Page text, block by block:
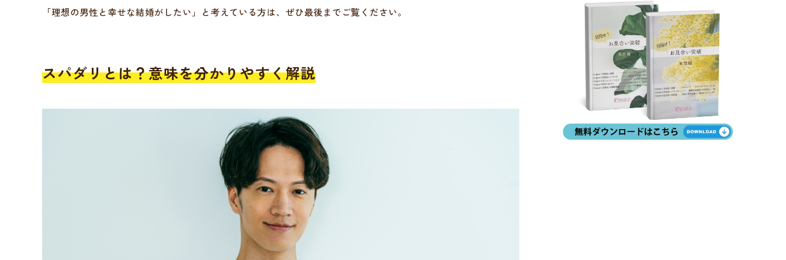
「理想の男性と幸せな結婚がしたい」と考えている方は、ぜひ最後までご覧ください。
スパダリとは？意味を分かりやすく解説